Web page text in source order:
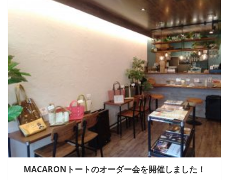
MACARONトートのオーダー会を開催しました！